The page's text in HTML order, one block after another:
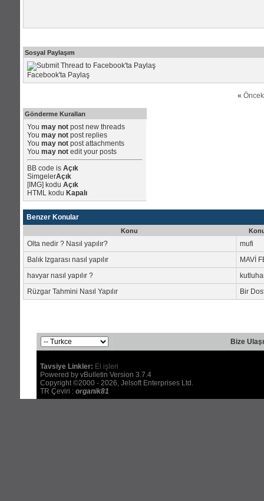
Sosyal Paylaşım
Facebook'ta Paylaş
«
Gönderme Kuralları
You may not post new threads
You may not post replies
You may not post attachments
You may not edit your posts
BB code is Açık
SimgelerAçık
[IMG] kodu Açık
HTML kodu Kapalı
Benzer Konular
Konu
Olta nedir ? Nasıl yapılır?
mufi
Balık Izgarası nasıl yapılır
MAVİ
havyar nasıl yapılır ?
Rüzgar Tahmini Nasıl Yapılır
Bir
Bize
Tavsiye Linkler: El işleri
Powered by vBulletin Version 3.7.4
Copyright ©2000 - 2026, Jelsoft Enterprises Ltd.
TR Çeviri : organik81